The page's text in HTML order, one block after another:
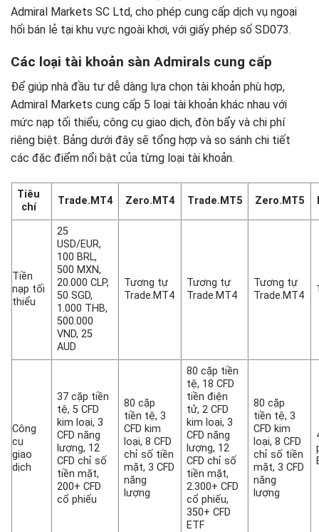
Admiral Markets SC Ltd, cho phép cung cấp dịch vụ ngoại
hối bán lẻ tại khu vực ngoài khơi, với giấy phép số SD073.
Các loại tài khoản sàn Admirals cung cấp
Để giúp nhà đầu tư dễ dàng lựa chọn tài khoản phù hợp,
Admiral Markets cung cấp 5 loại tài khoản khác nhau với
mức nạp tối thiểu, công cụ giao dịch, đòn bẩy và chi phí
riêng biệt. Bảng dưới đây sẽ tổng hợp và so sánh chi tiết
các đặc điểm nổi bật của từng loại tài khoản.
Tiêu
chí
Trade.MT4 Zero.MT4 Trade.MT5 Zero.MT5
Tiền
nạp tối
thiểu
25
USD/EUR,
100 BRL,
500 MXN,
20.000 CLP,
50 SGD,
1.000 THB,
500.000
VND, 25
AUD
Tương tự
Trade.MT4
Tương tự
Trade.MT4
Tương tự
Trade.MT4
Công
cụ
giao
dịch
37 cặp tiền
tệ, 5 CFD
kim loại, 3
CFD năng
lượng, 12
CFD chỉ số
tiền mặt,
200+ CFD
cổ phiếu
80 cặp
tiền tệ, 3
CFD kim
loại, 8 CFD
chỉ số tiền
mặt, 3 CFD
năng
lượng
80 cặp tiền
tệ, 18 CFD
tiền điện
tử, 2 CFD
kim loại, 3
CFD năng
lượng, 12
CFD chỉ số
tiền mặt,
2.300+ CFD
cổ phiếu,
350+ CFD
ETF
80 cặp
tiền tệ, 3
CFD kim
loại, 8 CFD
chỉ số tiền
mặt, 3 CFD
năng
lượng